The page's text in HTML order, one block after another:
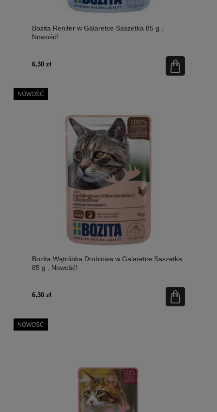
Bozita Renifer w Galaretce Saszetka 85 g ,
Nowość!
6,30 zł
Bozita Wątróbka Drobiowa w Galaretce Saszetka
85 g , Nowość!
6,30 zł
NOWOŚĆ
NOWOŚĆ